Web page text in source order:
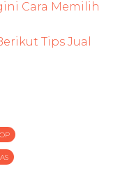
Cara Memilih
Tips Jual